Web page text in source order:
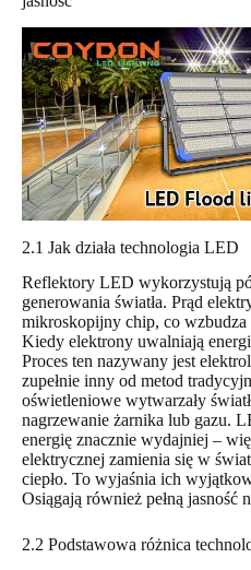
2.1 Jak działa technologia LED
Reflektory LED wykorzystują
generowania światła. Prąd
mikroskopijny chip, co wzbudza
Kiedy elektrony uwalniają
Proces ten nazywany jest
zupełnie inny od metod
oświetleniowe wytwarzały
nagrzewanie żarnika lub gazu.
energię znacznie wydajniej –
elektrycznej zamienia się w
ciepło. To wyjaśnia ich
Osiągają również pełną jasność
2.2 Podstawowa różnica